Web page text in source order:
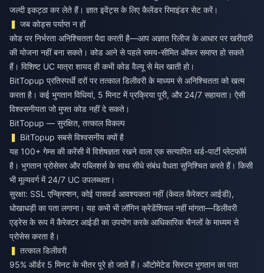
जल्दी इकट्ठा कर लेते हैं। ज्ञात इवेंट्स के लिए कैलेंडर रिमाइंडर सेट करें।
जब कोड्स पर्याप्त न हों
कोड पर निर्भरता अनिश्चितता पैदा करती है—आप अज्ञात रिलीज के आधार पर खरीदारी
की योजना नहीं बना सकते। कोड आने से पहले समय-सीमित ऑफर समाप्त हो सकते
हैं। विशिष्ट UC मात्रा शायद ही कभी कोड वैल्यू से मेल खाती हो।
BitTopup प्रतिस्पर्धी दरों पर तत्काल डिलीवरी के माध्यम से अनिश्चितता को खत्म
करता है। कई भुगतान विधियां, 5 मिनट में प्रक्रिया पूरी, और 24/7 सहायता। ऐसी
विश्वसनीयता जो मुफ्त कोड नहीं दे सकते।
BitTopup — सुरक्षित, तत्काल विकल्प
BitTopup सबसे विश्वसनीय क्यों है
यह 100+ गेम्स की करेंसी में विशेषज्ञता रखने वाला एक सत्यापित थर्ड-पार्टी प्लेटफॉर्म
है। भुगतान प्रोसेसर और पब्लिशर्स के साथ सीधे संबंध वैधता सुनिश्चित करते हैं। किसी
भी मूल्यवर्ग में 24/7 UC उपलब्धता।
सुरक्षा: SSL एन्क्रिप्शन, कोई पासवर्ड आवश्यकता नहीं (केवल कैरेक्टर आईडी),
धोखाधड़ी का पता लगाना। यह कभी भी लॉगिन क्रेडेंशियल नहीं मांगता—डिलीवरी
एड्रेस के रूप में कैरेक्टर आईडी का उपयोग करके आधिकारिक चैनलों के माध्यम से
प्रोसेस करता है।
तत्काल डिलीवरी
95% ऑर्डर 5 मिनट के भीतर पूरे हो जाते हैं। ऑटोमेटेड सिस्टम भुगतान का पता